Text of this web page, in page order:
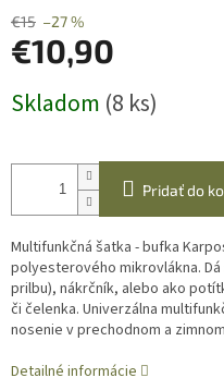
€15 –27 %
€10,90
cena:
Skladom (8 ks)
Pridať do
Multifunkčná šatka - bufka
polyesterového mikrovlákna.
prilbu), nákrčník, alebo ako
či čelenka. Univerzálna
nosenie v prechodnom a
Detailné informácie